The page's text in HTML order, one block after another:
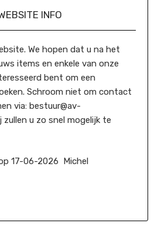
INFO
We hopen dat u na het
items en enkele van onze
bent om een
Schroom niet om contact
via: bestuur@av-
zullen u zo snel mogelijk te
17-06-2026 Michel